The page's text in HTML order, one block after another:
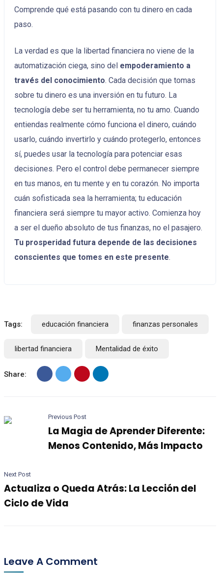
Comprende qué está pasando con tu dinero en cada
paso.
La verdad es que la libertad financiera no viene de la
automatización ciega, sino del empoderamiento a
través del conocimiento. Cada decisión que tomas
sobre tu dinero es una inversión en tu futuro. La
tecnología debe ser tu herramienta, no tu amo. Cuando
entiendas realmente cómo funciona el dinero, cuándo
usarlo, cuándo invertirlo y cuándo protegerlo, entonces
sí, puedes usar la tecnología para potenciar esas
decisiones. Pero el control debe permanecer siempre
en tus manos, en tu mente y en tu corazón. No importa
cuán sofisticada sea la herramienta; tu educación
financiera será siempre tu mayor activo. Comienza hoy
a ser el dueño absoluto de tus finanzas, no el pasajero.
Tu prosperidad futura depende de las decisiones
conscientes que tomes en este presente.
Tags: educación financiera finanzas personales
libertad financiera Mentalidad de éxito
Share:
Previous Post
La Magia de Aprender Diferente:
Menos Contenido, Más Impacto
Next Post
Actualiza o Queda Atrás: La Lección del
Ciclo de Vida
Leave A Comment